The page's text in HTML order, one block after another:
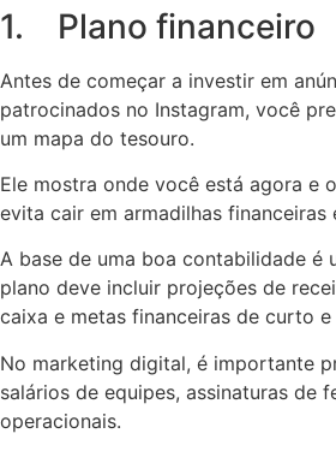
1. Plano financeiro
Antes de começar a investir em
patrocinados no Instagram, você
um mapa do tesouro.
Ele mostra onde você está agora e
evita cair em armadilhas
A base de uma boa contabilidade é
plano deve incluir projeções de
caixa e metas financeiras de curto
No marketing digital, é importante
salários de equipes, assinaturas de
operacionais.